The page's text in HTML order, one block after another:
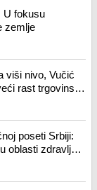
U fokusu
zemlje
viši nivo, Vučić
rast trgovinske
poseti Srbiji:
oblasti zdravlja